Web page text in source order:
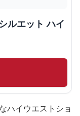
ルエット ハイ
ハイウエストショ